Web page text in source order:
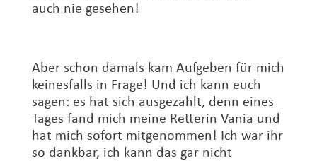
auch nie gesehen!
Aber schon damals kam Aufgeben für mich
keinesfalls in Frage! Und ich kann euch
sagen: es hat sich ausgezahlt, denn eines
Tages fand mich meine Retterin Vania und
hat mich sofort mitgenommen! Ich war ihr
so dankbar, ich kann das gar nicht